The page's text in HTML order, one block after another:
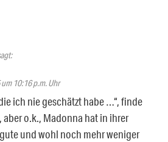
10:16 p.m. Uhr
ich nie geschätzt habe …“, finde
aber o.k., Madonna hat in ihrer
und wohl noch mehr weniger